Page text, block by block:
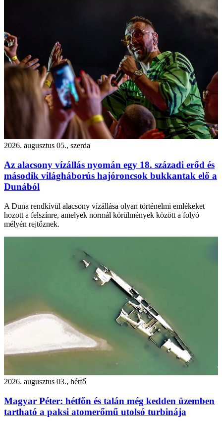
2026. augusztus 05., szerda
Az alacsony vízállás nyomán egy 18. századi erőd és
második világháborús hajóroncsok bukkantak elő a
Dunából
A Duna rendkívül alacsony vízállása olyan történelmi emlékeket
hozott a felszínre, amelyek normál körülmények között a folyó
mélyén rejtőznek.
2026. augusztus 03., hétfő
Magyar Péter: hétfőn és talán még kedden üzemben
tartható a paksi atomerőmű utolsó turbinája